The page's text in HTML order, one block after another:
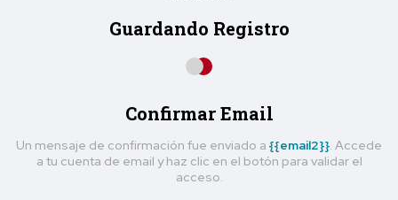
Guardando Registro
Confirmar Email
Un mensaje de confirmación fue enviado a {{email2}} . Accede
a tu cuenta de email y haz clic en el botón para validar el
acceso.